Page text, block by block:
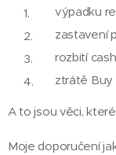
výpadku
zastavení
rozbití
ztrátě Buy
A to jsou věci,
Moje doporučení